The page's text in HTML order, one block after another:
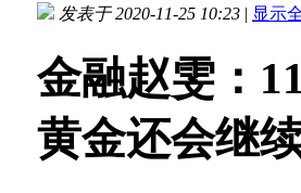
发表于 2020-11-25 10:23 | 显示
金融赵雯：
黄金还会继